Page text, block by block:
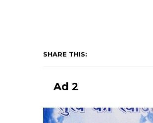
SHARE THIS:
Ad 2